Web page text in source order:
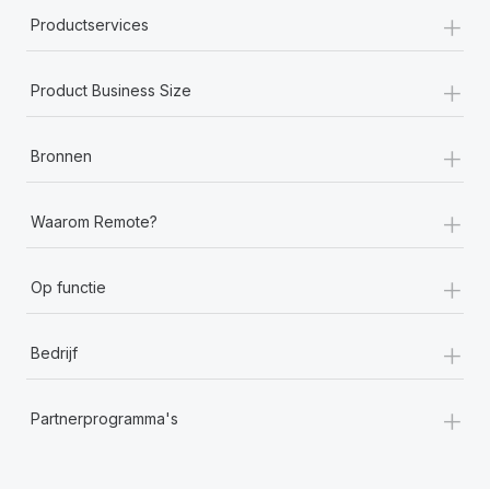
Productservices +
Product Business Size +
Bronnen +
Waarom Remote? +
Op functie +
Bedrijf +
Partnerprogramma's +